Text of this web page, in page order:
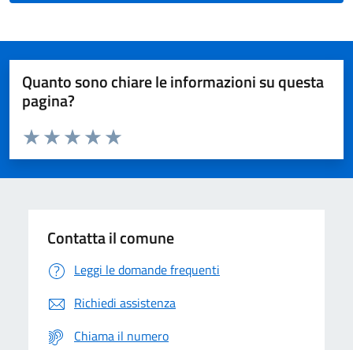
Quanto sono chiare le informazioni su questa
pagina?
Domanda
Valuta da 1 a 5 stelle la pagina
Valuta 5 stelle su 5
Valuta 4 stelle su 5
Valuta 3 stelle su 5
Valuta 2 stelle su 5
Valuta 1 stelle su 5
Contatta il comune
Leggi le domande frequenti
Richiedi assistenza
Chiama il numero